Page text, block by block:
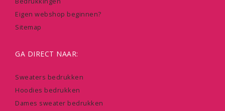
Eigen webshop beginnen?
Sitemap
GA DIRECT NAAR:
Sweaters bedrukken
Hoodies bedrukken
Dames sweater bedrukken